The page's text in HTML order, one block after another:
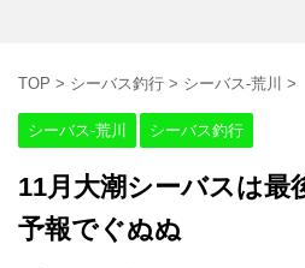
TOP > シーバス釣行 > シーバス-荒川 >
シーバス-荒川 シーバス釣行
11月大潮シーバスは最
予報でぐぬぬ